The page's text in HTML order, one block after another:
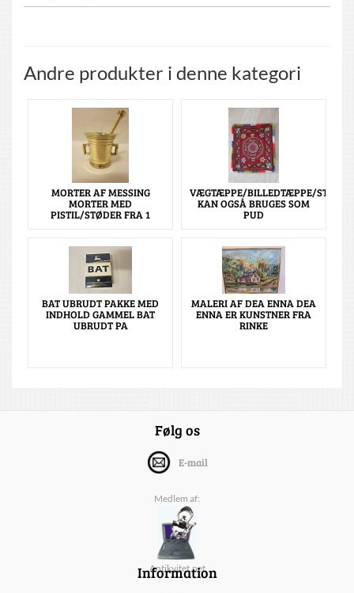
Andre produkter i denne kategori
MORTER AF MESSING
MORTER MED
PISTIL/STØDER FRA 1
VÆGTÆPPE/BILLEDTÆPPE/STOF
KAN OGSÅ BRUGES SOM
PUD
BAT UBRUDT PAKKE MED
INDHOLD GAMMEL BAT
UBRUDT PA
MALERI AF DEA ENNA DEA
ENNA ER KUNSTNER FRA
RINKE
Følg os
E-mail
Medlem af:
Antikvitet.net
Information